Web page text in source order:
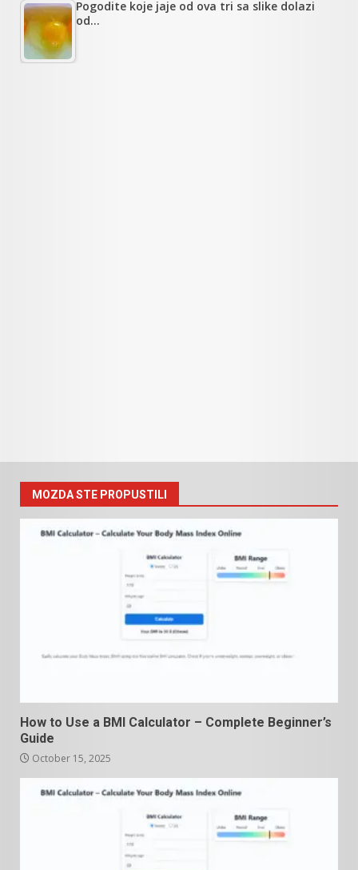
Pogodite koje jaje od ova tri sa slike dolazi
od…
MOZDA STE PROPUSTILI
How to Use a BMI Calculator – Complete Beginner’s
Guide
October 15, 2025